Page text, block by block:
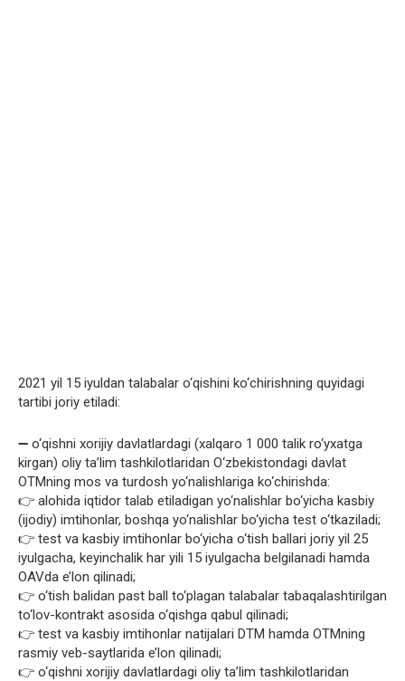
2021 yil 15 iyuldan talabalar o‘qishini ko‘chirishning quyidagi
tartibi joriy etiladi:
➖ o‘qishni xorijiy davlatlardagi (xalqaro 1 000 talik ro‘yxatga
kirgan) oliy ta’lim tashkilotlaridan O‘zbekistondagi davlat
OTMning mos va turdosh yo‘nalishlariga ko‘chirishda:
👉 alohida iqtidor talab etiladigan yo‘nalishlar bo‘yicha kasbiy
(ijodiy) imtihonlar, boshqa yo‘nalishlar bo‘yicha test o‘tkaziladi;
👉 test va kasbiy imtihonlar bo‘yicha o‘tish ballari joriy yil 25
iyulgacha, keyinchalik har yili 15 iyulgacha belgilanadi hamda
OAVda e’lon qilinadi;
👉 o‘tish balidan past ball to‘plagan talabalar tabaqalashtirilgan
to‘lov-kontrakt asosida o‘qishga qabul qilinadi;
👉 test va kasbiy imtihonlar natijalari DTM hamda OTMning
rasmiy veb-saytlarida e’lon qilinadi;
👉 o‘qishni xorijiy davlatlardagi oliy ta’lim tashkilotlaridan